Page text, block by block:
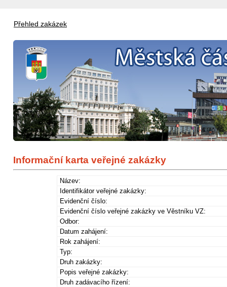
Přehled zakázek
Informační karta veřejné zakázky
Název:
Identifikátor veřejné zakázky:
Evidenční číslo:
Evidenční číslo veřejné zakázky ve Věstníku VZ:
Odbor:
Datum zahájení:
Rok zahájení:
Typ:
Druh zakázky:
Popis veřejné zakázky:
Druh zadávacího řízení: